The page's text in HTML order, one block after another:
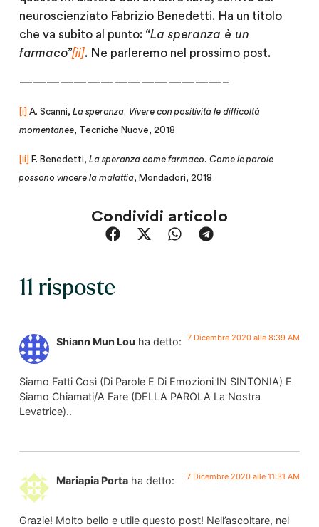
neuroscienziato Fabrizio Benedetti. Ha un titolo
che va subito al punto: “La speranza è un
farmaco”[ii]. Ne parleremo nel prossimo post.
———————————————–
[i] A. Scanni, La speranza. Vivere con positività le difficoltà
momentanee, Tecniche Nuove, 2018
[ii] F. Benedetti, La speranza come farmaco. Come le parole
possono vincere la malattia, Mondadori, 2018
Condividi articolo
11 risposte
Shiann Mun Lou ha detto: 7 Dicembre 2020 alle 8:39 AM
Siamo Fatti Così (Di Parole E Di Emozioni IN SINTONIA) E
Siamo Chiamati/A Fare (DELLA PAROLA La Nostra
Levatrice)..
Mariapia Porta ha detto: 7 Dicembre 2020 alle 11:31 AM
Grazie! Molto bello e utile questo post! Nell’ascoltare, nel